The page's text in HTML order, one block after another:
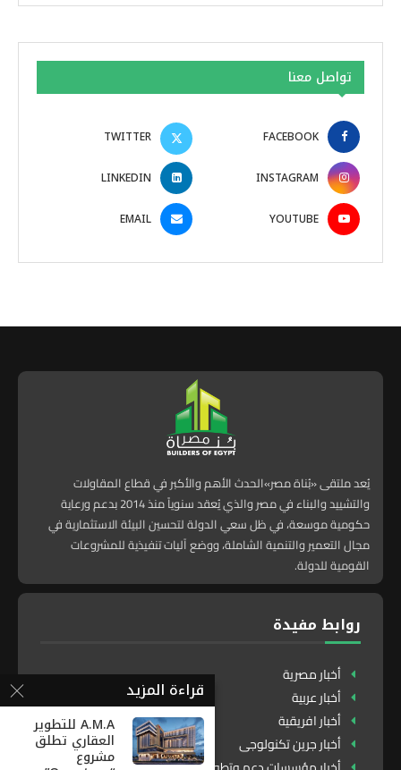
تواصل معنا
FACEBOOK
TWITTER
INSTAGRAM
LINKEDIN
YOUTUBE
EMAIL
يُعد ملتقى «بُناة مصر»الحدث الأهم والأكبر في قطاع المقاولات
والتشييد والبناء في مصر والذي يُعقد سنوياً منذ 2014 بدعم ورعاية
حكومية موسعة، في ظل سعي الدولة لتحسين البيئة الاستثمارية في
مجال التعمير والتنمية الشاملة، ووضع آليات تنفيذية للمشروعات
القومية للدولة.
روابط مفيدة
أخبار مصرية
أخبار عربية
أخبار افريقية
أخبار جرين تكنولوجى
قراءة المزيد
A.M.A للتطوير
العقاري تطلق
مشروع